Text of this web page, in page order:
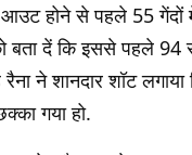
आउट होने से पहले 55 गेंदों
बता दें कि इससे पहले 94
ने शानदार शॉट
गया हो.